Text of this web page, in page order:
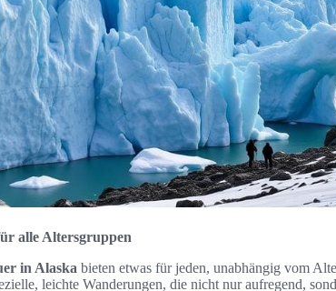
alle Altersgruppen
in Alaska bieten etwas für jeden, unabhängig vom
leichte Wanderungen, die nicht nur aufregend,